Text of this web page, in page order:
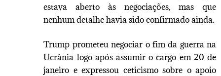
estava aberto às negociações, mas que
nenhum detalhe havia sido confirmado ainda.
Trump prometeu negociar o fim da guerra na
Ucrânia logo após assumir o cargo em 20 de
janeiro e expressou ceticismo sobre o apoio